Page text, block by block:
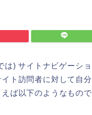
は) サイトナビゲーショ
ト訪問者に対して自分
ば以下のようなもので